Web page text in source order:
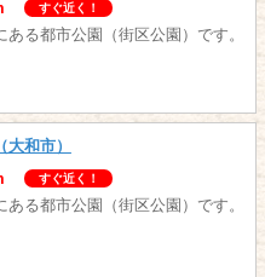
すぐ近く！
ある都市公園（街区公園）です。
和市）
すぐ近く！
ある都市公園（街区公園）です。